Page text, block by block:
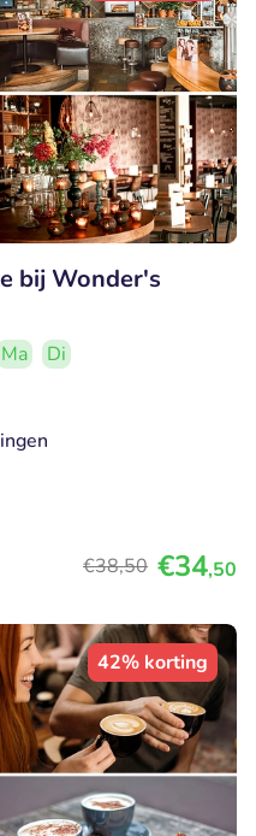
bij Wonder's
Ma
Di
€38,50 €34,50
42% korting